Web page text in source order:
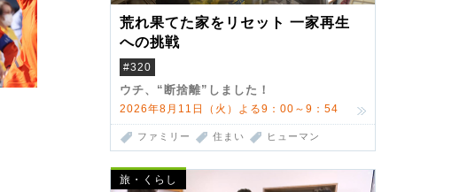
荒れ果てた家をリセット 一家再生
への挑戦
#320
ウチ、“断捨離”しました！
2026年8月11日（火）よる9：00～9：54
ファミリー 住まい ヒューマン
旅・くらし